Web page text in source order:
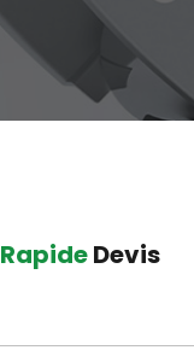
Rapide Devis